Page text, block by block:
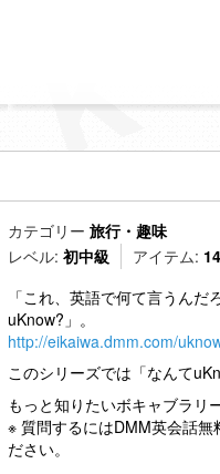
カテゴリー 旅行・趣味
レベル: 初中級 アイテム:
「これ、英語で何て言うん
uKnow?」。
http://eikaiwa.dmm.com/
このシリーズでは「なんて
もっと知りたいボキャブラリ
※ 質問するにはDMM英会話無
ださい。